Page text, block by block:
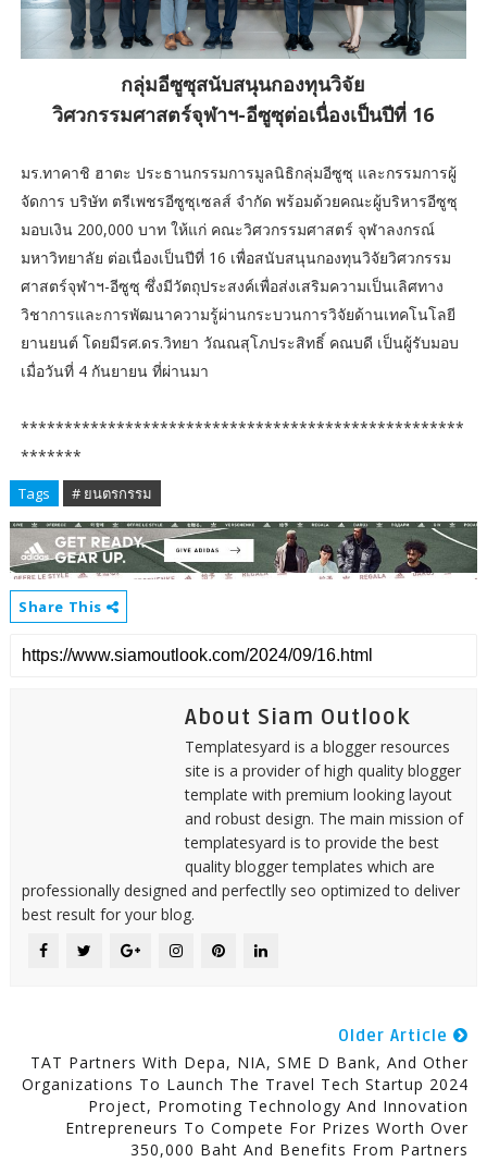
กลุ่มอีซูซุสนับสนุนกองทุนวิจัย
วิศวกรรมศาสตร์จุฬาฯ-อีซูซุต่อเนื่องเป็นปีที่ 16
มร.ทาคาชิ ฮาตะ ประธานกรรมการมูลนิธิกลุ่มอีซูซุ และกรรมการผู้
จัดการ บริษัท ตรีเพชรอีซูซุเซลส์ จำกัด พร้อมด้วยคณะผู้บริหารอีซูซุ
มอบเงิน 200,000 บาท ให้แก่ คณะวิศวกรรมศาสตร์ จุฬาลงกรณ์
มหาวิทยาลัย ต่อเนื่องเป็นปีที่ 16 เพื่อสนับสนุนกองทุนวิจัยวิศวกรรม
ศาสตร์จุฬาฯ-อีซูซุ ซึ่งมีวัตถุประสงค์เพื่อส่งเสริมความเป็นเลิศทาง
วิชาการและการพัฒนาความรู้ผ่านกระบวนการวิจัยด้านเทคโนโลยี
ยานยนต์ โดยมีรศ.ดร.วิทยา วัณณสุโภประสิทธิ์ คณบดี เป็นผู้รับมอบ
เมื่อวันที่ 4 กันยายน ที่ผ่านมา
***************************************************
*******
Tags # ยนตรกรรม
Share This
About Siam Outlook
Templatesyard is a blogger resources
site is a provider of high quality blogger
template with premium looking layout
and robust design. The main mission of
templatesyard is to provide the best
quality blogger templates which are
professionally designed and perfectlly seo optimized to deliver
best result for your blog.
Older Article
TAT Partners With Depa, NIA, SME D Bank, And Other
Organizations To Launch The Travel Tech Startup 2024
Project, Promoting Technology And Innovation
Entrepreneurs To Compete For Prizes Worth Over
350,000 Baht And Benefits From Partners